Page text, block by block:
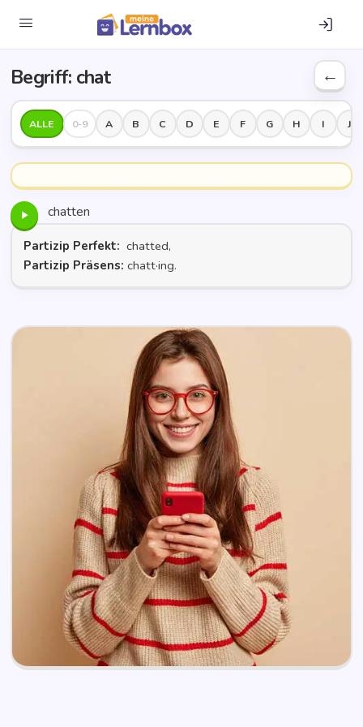
Begriff: chat
ALLE 0-9 A B C D E F G H I J
chatten
Partizip Perfekt: chatted,
Partizip Präsens: chatt·ing.